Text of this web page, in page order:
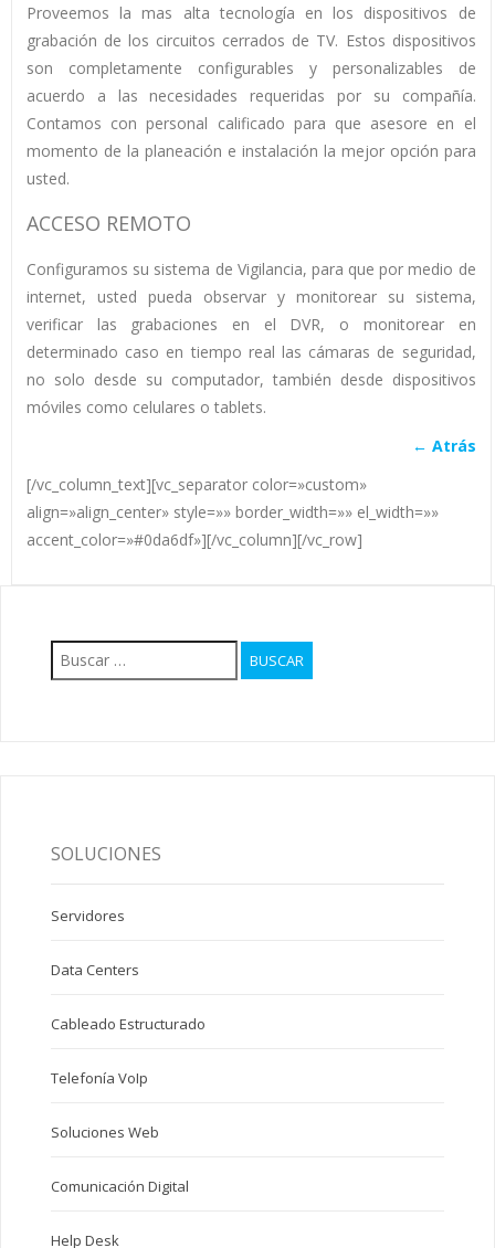
Proveemos la mas alta tecnología en los dispositivos de
grabación de los circuitos cerrados de TV. Estos dispositivos
son completamente configurables y personalizables de
acuerdo a las necesidades requeridas por su compañía.
Contamos con personal calificado para que asesore en el
momento de la planeación e instalación la mejor opción para
usted.
ACCESO REMOTO
Configuramos su sistema de Vigilancia, para que por medio de
internet, usted pueda observar y monitorear su sistema,
verificar las grabaciones en el DVR, o monitorear en
determinado caso en tiempo real las cámaras de seguridad,
no solo desde su computador, también desde dispositivos
móviles como celulares o tablets.
← Atrás
[/vc_column_text][vc_separator color=»custom»
align=»align_center» style=»» border_width=»» el_width=»»
accent_color=»#0da6df»][/vc_column][/vc_row]
Buscar:
SOLUCIONES
Servidores
Data Centers
Cableado Estructurado
Telefonía VoIp
Soluciones Web
Comunicación Digital
Help Desk